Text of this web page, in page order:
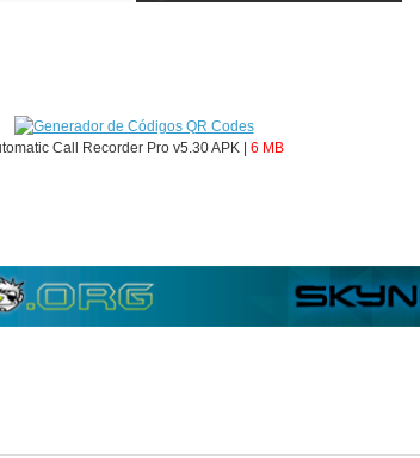
Call Recorder Pro v5.30 APK | 6 MB